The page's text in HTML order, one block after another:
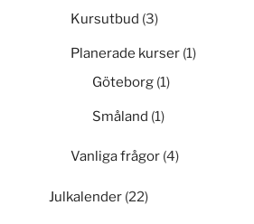
Kursutbud (3)
Planerade kurser (1)
Göteborg (1)
Småland (1)
Vanliga frågor (4)
Julkalender (22)